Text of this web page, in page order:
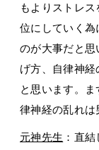
もよりストレ
位にしていく為
のが大事だと思
げ方、自律神
と思います。
律神経の乱れは
元神先生 ：直